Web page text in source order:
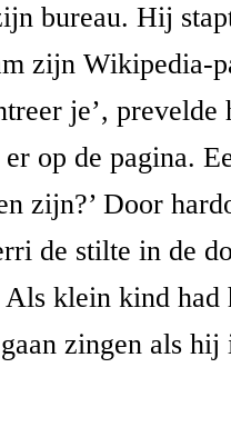
bureau. Hij
zijn Wikipedia-
je’, prevelde
op de pagina.
zijn?’ Door
de stilte in de
Als klein kind
zingen als hij